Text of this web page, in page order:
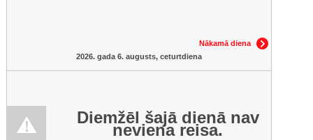
Nākamā diena
2026. gada 6. augusts, ceturtdiena
Diemžēl šajā dienā nav
neviena reisa.